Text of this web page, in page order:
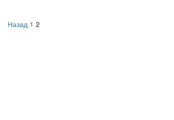
Пагинация
Назад 1 2